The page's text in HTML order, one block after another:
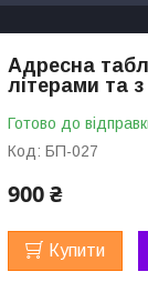
Адресна
літерами та
Готово до
Код: БП-027
900 ₴
Купити